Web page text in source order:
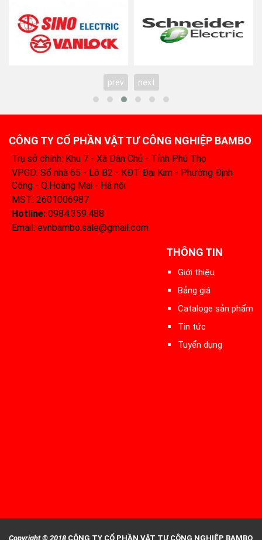
prev next
CÔNG TY CỔ PHẦN VẬT TƯ CÔNG NGHIỆP BAMBO
Trụ sở chính: Khu 7 - Xã Dân Chủ - Tỉnh Phú Thọ
VPGD: Số nhà 65 - Lô B2 - KĐT Đại Kim - Phường Định
Công - Q.Hoàng Mai - Hà nội
MST: 2601006987
Hotline: 0984.359.488‬
Email: evnbambo.sale@gmail.com
THÔNG TIN
Giới thiệu
Bảng giá
Cataloge sản phẩm
Tin tức
Tuyển dụng
Copyright © 2018 CÔNG TY CỔ PHẦN VẬT TƯ CÔNG NGHIỆP BAMBO